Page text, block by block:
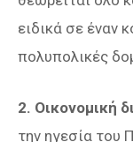
ειδικά σε έναν
πολυπολικές
2. Οικονομική
την ηγεσία του